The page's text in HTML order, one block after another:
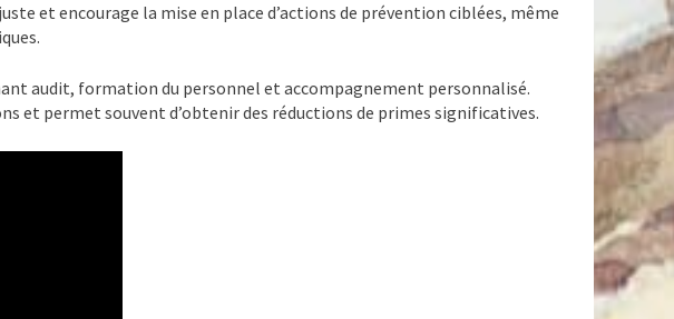
et encourage la mise en place d’actions de prévention ciblées, même
audit, formation du personnel et accompagnement personnalisé.
et permet souvent d’obtenir des réductions de primes significatives.